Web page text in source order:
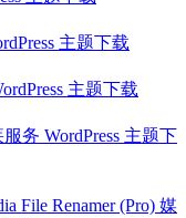
主题下载
主题下载
务 WordPress 主题下
File Renamer (Pro) 媒